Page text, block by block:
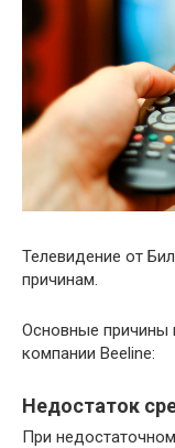
Телевидение от
причинам.
Основные причины
компании Beeline:
Недостаток
При